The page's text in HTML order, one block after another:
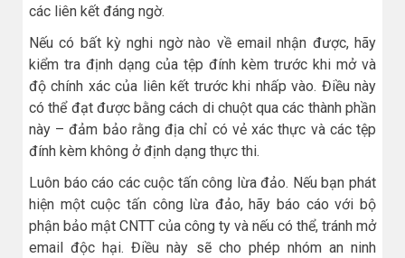
các liên kết đáng ngờ.
Nếu có bất kỳ nghi ngờ nào về email nhận được, hãy
kiểm tra định dạng của tệp đính kèm trước khi mở và
độ chính xác của liên kết trước khi nhấp vào. Điều này
có thể đạt được bằng cách di chuột qua các thành phần
này – đảm bảo rằng địa chỉ có vẻ xác thực và các tệp
đính kèm không ở định dạng thực thi.
Luôn báo cáo các cuộc tấn công lừa đảo. Nếu bạn phát
hiện một cuộc tấn công lừa đảo, hãy báo cáo với bộ
phận bảo mật CNTT của công ty và nếu có thể, tránh mở
email độc hại. Điều này sẽ cho phép nhóm an ninh